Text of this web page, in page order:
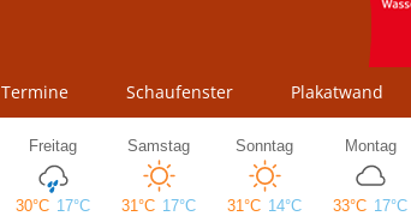
Termine Schaufenster Plakatwand